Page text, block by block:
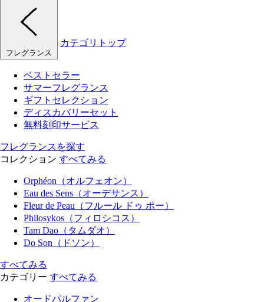
フレグランス
カテゴリトップ
ベストセラー
サマーフレグランス
ギフトセレクション
ディスカバリーセット
無料刻印サービス
フレグランスを探す
コレクション すべてみる
Orphéon（オルフェオン）
Eau des Sens（オーデサンス）
Fleur de Peau（フルール ドゥ ポー）
Philosykos（フィロシコス）
Tam Dao（タムダオ）
Do Son（ドソン）
すべてみる
カテゴリー すべてみる
オードパルファン